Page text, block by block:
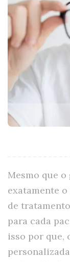
Mesmo que
exatamente
de
para cada
isso por que,